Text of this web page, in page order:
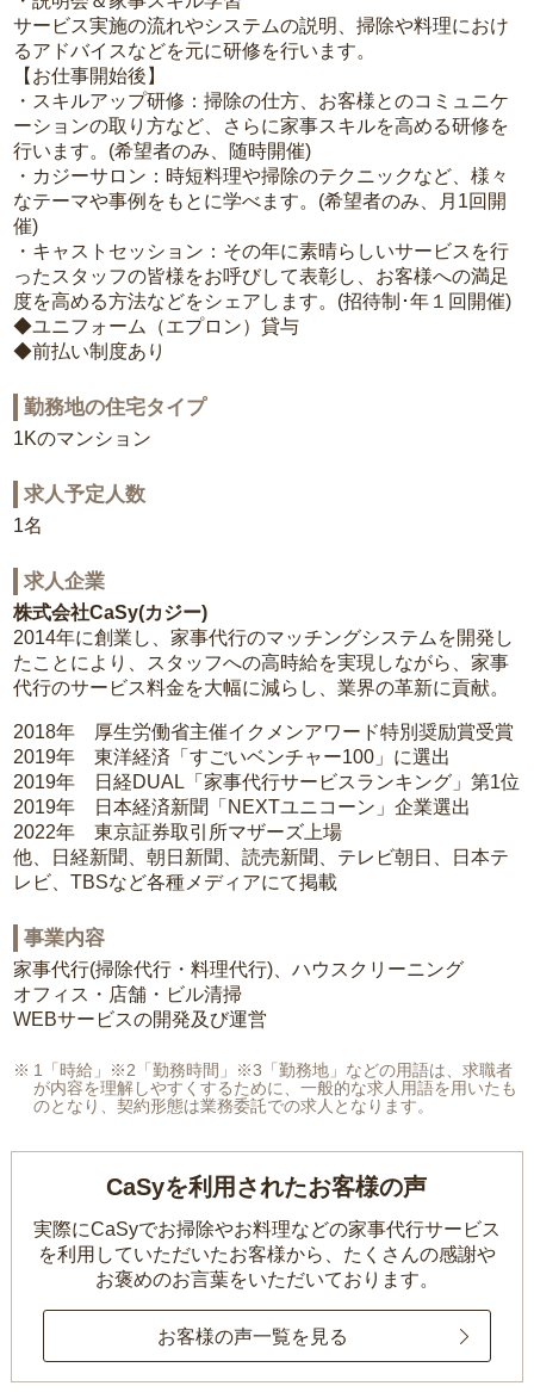
サービス実施の流れやシステムの説明、掃除や料理におけ
るアドバイスなどを元に研修を行います。
【お仕事開始後】
・スキルアップ研修：掃除の仕方、お客様とのコミュニケ
ーションの取り方など、さらに家事スキルを高める研修を
行います。(希望者のみ、随時開催)
・カジーサロン：時短料理や掃除のテクニックなど、様々
なテーマや事例をもとに学べます。(希望者のみ、月1回開
催)
・キャストセッション：その年に素晴らしいサービスを行
ったスタッフの皆様をお呼びして表彰し、お客様への満足
度を高める方法などをシェアします。(招待制･年１回開催)
◆ユニフォーム（エプロン）貸与
◆前払い制度あり
勤務地の住宅タイプ
1Kのマンション
求人予定人数
1名
求人企業
株式会社CaSy(カジー)
2014年に創業し、家事代行のマッチングシステムを開発し
たことにより、スタッフへの高時給を実現しながら、家事
代行のサービス料金を大幅に減らし、業界の革新に貢献。
2018年 厚生労働省主催イクメンアワード特別奨励賞受賞
2019年 東洋経済「すごいベンチャー100」に選出
2019年 日経DUAL「家事代行サービスランキング」第1位
2019年 日本経済新聞「NEXTユニコーン」企業選出
2022年 東京証券取引所マザーズ上場
他、日経新聞、朝日新聞、読売新聞、テレビ朝日、日本テ
レビ、TBSなど各種メディアにて掲載
事業内容
家事代行(掃除代行・料理代行)、ハウスクリーニング
オフィス・店舗・ビル清掃
WEBサービスの開発及び運営
1「時給」※2「勤務時間」※3「勤務地」などの用語は、求職者
が内容を理解しやすくするために、一般的な求人用語を用いたも
のとなり、契約形態は業務委託での求人となります。
CaSyを利用されたお客様の声
実際にCaSyでお掃除やお料理などの家事代行サービス
を利用していただいたお客様から、 たくさんの感謝や
お褒めのお言葉をいただいております。
お客様の声一覧を見る